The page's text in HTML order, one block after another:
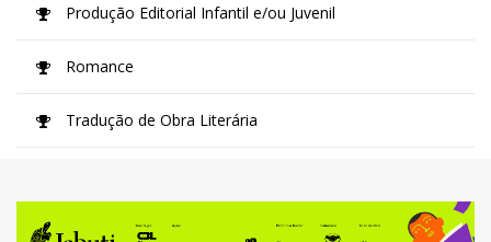
Produção Editorial Infantil e/ou Juvenil
Romance
Tradução de Obra Literária